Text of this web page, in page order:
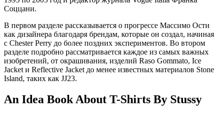
Соццани.
В первом разделе рассказывается о прогрессе Массимо Ости
как дизайнера благодаря брендам, которые он создал, начиная
с Chester Perry до более поздних экспериментов. Во втором
разделе подробно рассматривается каждое из самых важных
изобретений, от окрашивания, изделий Raso Gommato, Ice
Jacket и Reflective Jacket до менее известных материалов Stone
Island, таких как JJ23.
An Idea Book About T-Shirts By Stussy